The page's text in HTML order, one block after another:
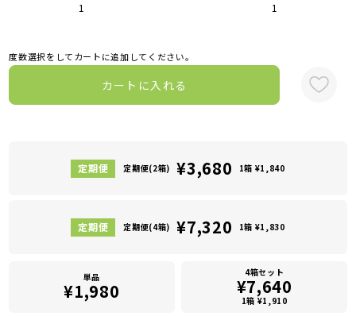
1 1
度数選択をしてカートに追加してください。
カートに入れる
定期便(2箱) ¥3,680 1箱 ¥1,840
定期便(4箱) ¥7,320 1箱 ¥1,830
単品
¥1,980
4箱セット
¥7,640
1箱 ¥1,910